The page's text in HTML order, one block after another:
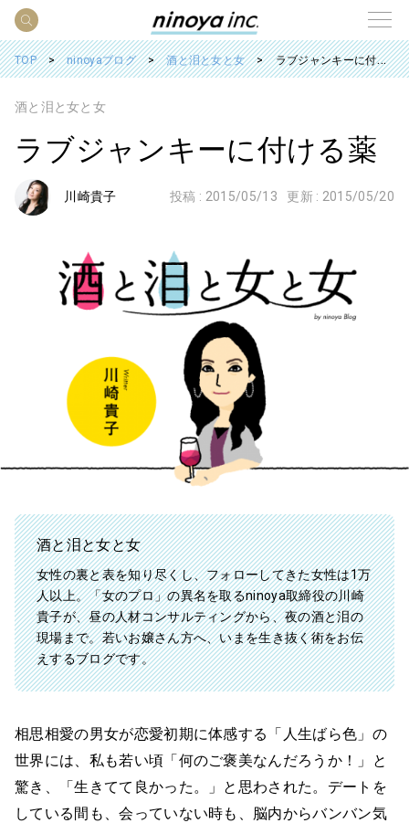
TOP ninoyaブログ 酒と泪と女と女 ラブジャンキーに付ける薬
酒と泪と女と女
ラブジャンキーに付ける薬
川崎貴子 投稿 : 2015/05/13 更新 : 2015/05/20
酒と泪と女と女
女性の裏と表を知り尽くし、フォローしてきた女性は1万
人以上。「女のプロ」の異名を取るninoya取締役の川崎
貴子が、昼の人材コンサルティングから、夜の酒と泪の
現場まで。若いお嬢さん方へ、いまを生き抜く術をお伝
えするブログです。
相思相愛の男女が恋愛初期に体感する「人生ばら色」の
世界には、私も若い頃「何のご褒美なんだろうか！」と
驚き、「生きてて良かった。」と思わされた。デートを
している間も、会っていない時も、脳内からバンバン気